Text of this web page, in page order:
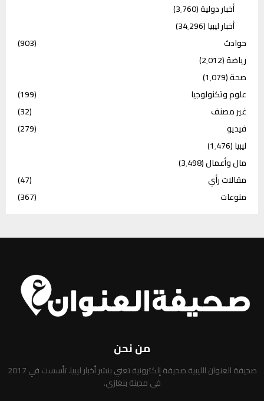
أخبار دولية(3٬760)
أخبار ليبيا(34٬296)
حوادث
(903)
رياضة(2٬012)
صحة(1٬079)
علوم وتكنولوجيا
(199)
غير مصنف
(32)
فيديو
(279)
ليبيا(1٬476)
مال وأعمال(3٬498)
مقالات رأي
(47)
منوعات
(367)
من نحن
صحيفة العنوان الليبية صحيفة إلكترونية تعني بنشر أخبار ليبيا. تأسست في 2017
في مدينة بنغازي.